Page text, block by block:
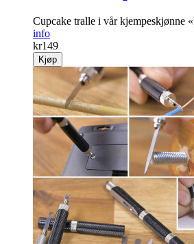
Cupcake tralle i vår kjempeskjønne
info
kr149
Kjøp